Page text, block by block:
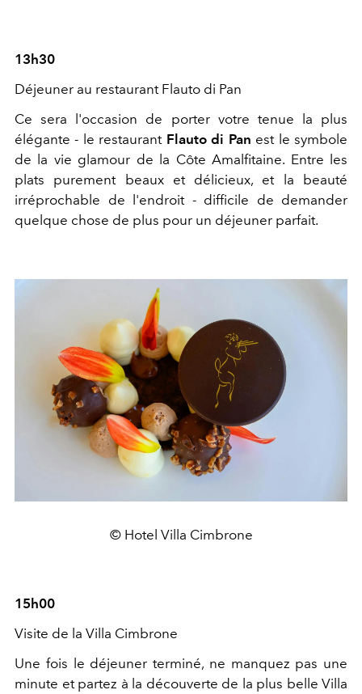
13h30
Déjeuner au restaurant Flauto di Pan
Ce sera l'occasion de porter votre tenue la plus
élégante - le restaurant Flauto di Pan est le symbole
de la vie glamour de la Côte Amalfitaine. Entre les
plats purement beaux et délicieux, et la beauté
irréprochable de l'endroit - difficile de demander
quelque chose de plus pour un déjeuner parfait.
© Hotel Villa Cimbrone
15h00
Visite de la Villa Cimbrone
Une fois le déjeuner terminé, ne manquez pas une
minute et partez à la découverte de la plus belle Villa